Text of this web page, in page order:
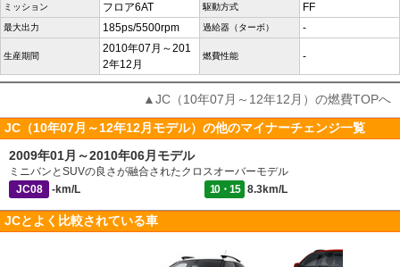
ミッション フロア6AT 駆動方式 FF
最大出力 185ps/5500rpm 過給器（ターボ） -
生産期間
2010年07月～201
2年12月
燃費性能 -
▲JC（10年07月～12年12月）の燃費TOPへ
JC（10年07月～12年12月モデル）の他のマイナーチェンジ一覧
2009年01月～2010年06月モデル
ミニバンとSUVの良さが融合されたクロスオーバーモデル
JC08
-km/L 10・15 8.3km/L
JCとよく比較されている車